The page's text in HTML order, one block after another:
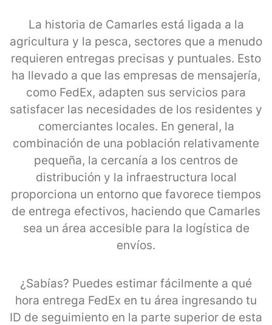
La historia de Camarles está ligada a la
agricultura y la pesca, sectores que a menudo
requieren entregas precisas y puntuales. Esto
ha llevado a que las empresas de mensajería,
como FedEx, adapten sus servicios para
satisfacer las necesidades de los residentes y
comerciantes locales. En general, la
combinación de una población relativamente
pequeña, la cercanía a los centros de
distribución y la infraestructura local
proporciona un entorno que favorece tiempos
de entrega efectivos, haciendo que Camarles
sea un área accesible para la logística de
envíos.
¿Sabías? Puedes estimar fácilmente a qué
hora entrega FedEx en tu área ingresando tu
ID de seguimiento en la parte superior de esta